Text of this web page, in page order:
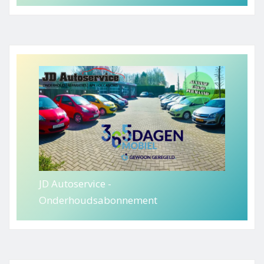
JD Autoservice -
Onderhoudsabonnement